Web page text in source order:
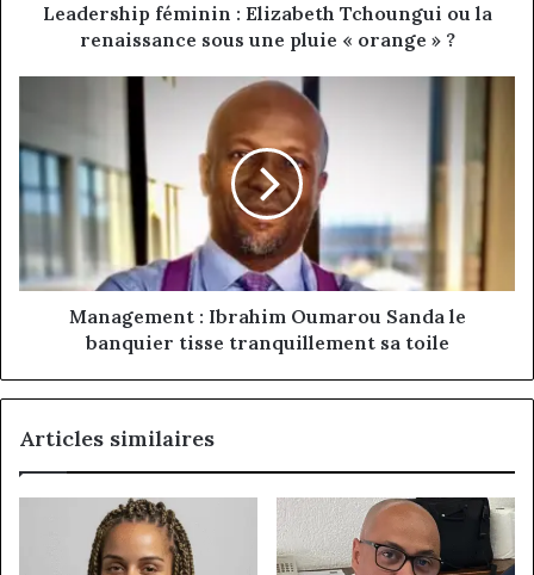
Leadership féminin : Elizabeth Tchoungui ou la
renaissance sous une pluie « orange » ?
Ibrahim
Oumarou
Sanda
le
tisse
tranquillement
Management : Ibrahim Oumarou Sanda le
banquier tisse tranquillement sa toile
Articles similaires